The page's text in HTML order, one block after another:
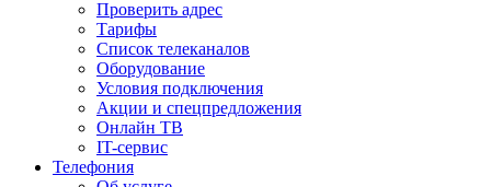
Проверить адрес
Тарифы
Список телеканалов
Оборудование
Условия подключения
Акции и спецпредложения
Онлайн ТВ
IT-сервис
Телефония